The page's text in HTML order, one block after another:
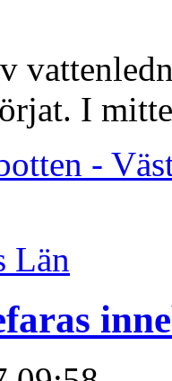
I
-
Län